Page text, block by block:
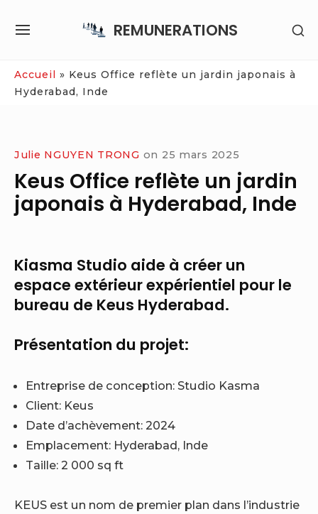
REMUNERATIONS
SITE
Accueil » Keus Office reflète un jardin japonais à
Hyderabad, Inde
Julie NGUYEN TRONG on 25 mars 2025
Keus Office reflète un jardin
japonais à Hyderabad, Inde
Kiasma Studio aide à créer un
espace extérieur expérientiel pour le
bureau de Keus Hyderabad.
Présentation du projet:
Entreprise de conception: Studio Kasma
Client: Keus
Date d’achèvement: 2024
Emplacement: Hyderabad, Inde
Taille:2 000 sq ft
KEUS est un nom de premier plan dans l’industrie